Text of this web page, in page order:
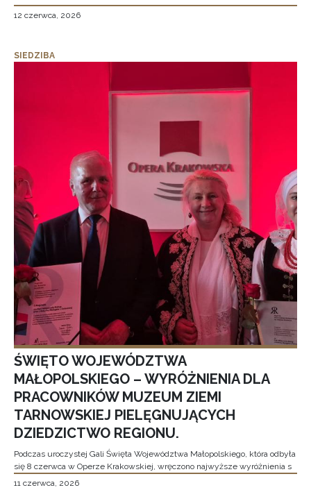
12 czerwca, 2026
SIEDZIBA
ŚWIĘTO WOJEWÓDZTWA
MAŁOPOLSKIEGO – WYRÓŻNIENIA DLA
PRACOWNIKÓW MUZEUM ZIEMI
TARNOWSKIEJ PIELĘGNUJĄCYCH
DZIEDZICTWO REGIONU.
Podczas uroczystej Gali Święta Województwa Małopolskiego, która odbyła
się 8 czerwca w Operze Krakowskiej, wręczono najwyższe wyróżnienia s
11 czerwca, 2026